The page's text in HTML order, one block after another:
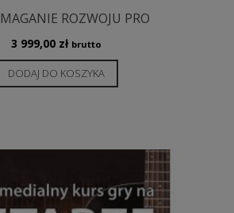
ROZWOJU PRO
3 999,00 zł brutto
DODAJ DO KOSZYKA